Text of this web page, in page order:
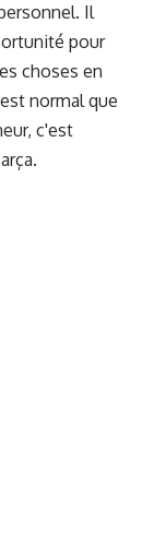
Il
pour
choses en
normal que
c'est